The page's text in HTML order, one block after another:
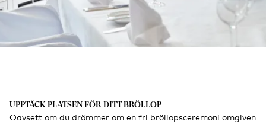
UPPTÄCK PLATSEN FÖR DITT BRÖLLOP
Oavsett om du drömmer om en fri bröllopsceremoni omgiven